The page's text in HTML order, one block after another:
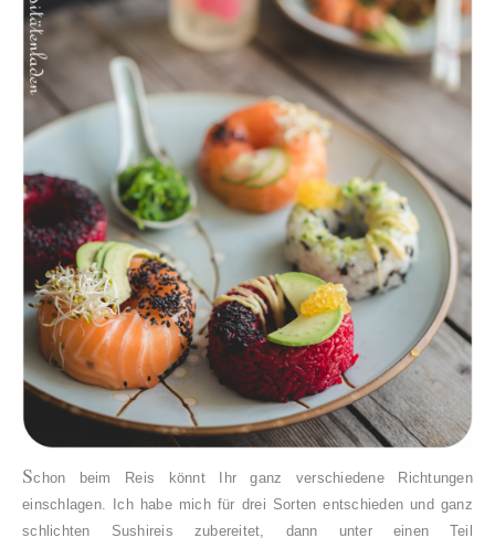
Schon beim Reis könnt Ihr ganz verschiedene Richtungen
einschlagen. Ich habe mich für drei Sorten entschieden und ganz
schlichten Sushireis zubereitet, dann unter einen Teil